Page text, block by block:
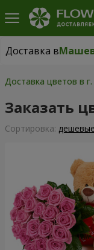
Доставка в
Доставка в
Доставка цветов в
Заказать
Cортировка: дешевые